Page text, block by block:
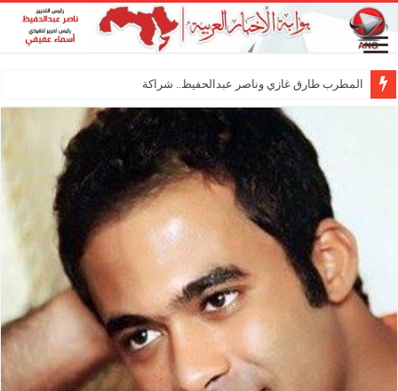
المطرب طارق غازي وناصر عبدالحفيظ.. شراكة فنية ترسم ملام